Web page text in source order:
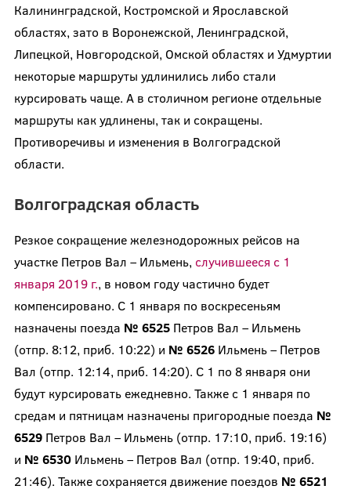
Калининградской, Костромской и Ярославской
областях, зато в Воронежской, Ленинградской,
Липецкой, Новгородской, Омской областях и Удмуртии
некоторые маршруты удлинились либо стали
курсировать чаще. А в столичном регионе отдельные
маршруты как удлинены, так и сокращены.
Противоречивы и изменения в Волгоградской
области.
Волгоградская область
Резкое сокращение железнодорожных рейсов на
участке Петров Вал – Ильмень, случившееся с 1
января 2019 г., в новом году частично будет
компенсировано. С 1 января по воскресеньям
назначены поезда № 6525Петров Вал – Ильмень
(отпр. 8:12, приб. 10:22) и № 6526Ильмень – Петров
Вал (отпр. 12:14, приб. 14:20). С 1 по 8 января они
будут курсировать ежедневно. Также с 1 января по
средам и пятницам назначены пригородные поезда №
6529Петров Вал – Ильмень (отпр. 17:10, приб. 19:16)
и № 6530Ильмень – Петров Вал (отпр. 19:40, приб.
21:46). Также сохраняется движение поездов № 6521